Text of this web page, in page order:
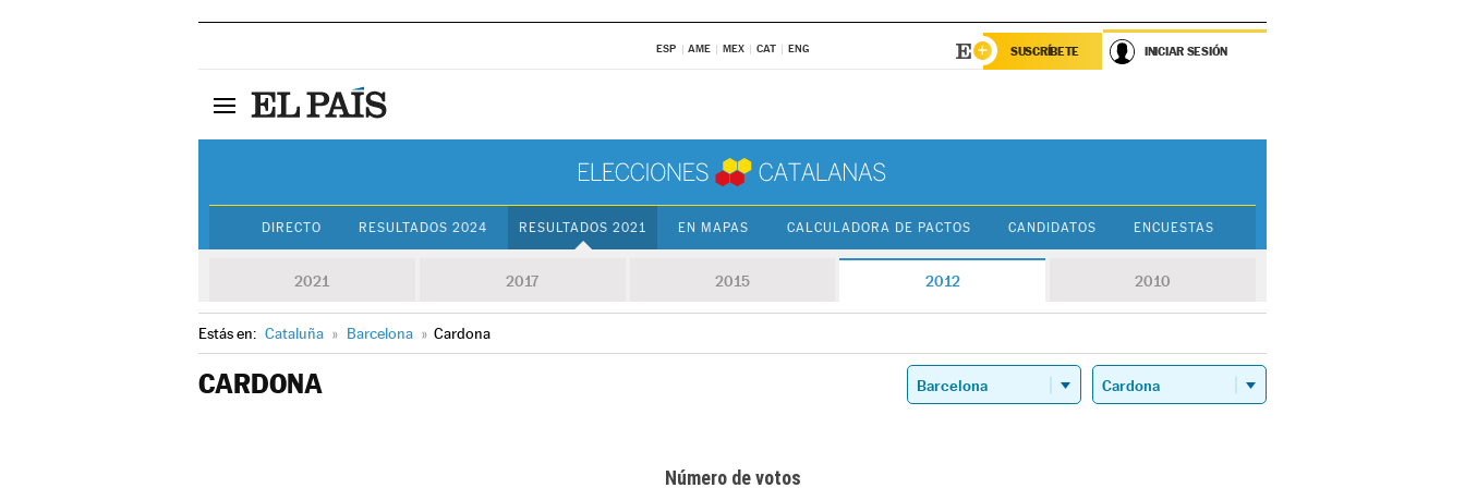
ESP AME MEX CAT ENG SUSCRÍBETE INICIAR SESIÓN
DIRECTO RESULTADOS 2024 RESULTADOS 2021 EN MAPAS CALCULADORA DE PACTOS CANDIDATOS ENCUESTAS
2021 2017 2015 2012 2010
Estás en: Cataluña » Barcelona » Cardona
CARDONA
Número de votos